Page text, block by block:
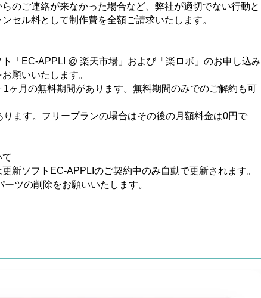
のご連絡が来なかった場合など、弊社が適切でない行動と
セル料として制作費を全額ご請求いたします。
「EC-APPLI @ 楽天市場」および「楽ロボ」のお申し込み
願いいたします。
ヶ月の無料期間があります。無料期間のみでのご解約も可
ます。フリープランの場合はその後の月額料金は0円で
新ソフトEC-APPLIのご契約中のみ自動で更新されます。
ツの削除をお願いいたします。